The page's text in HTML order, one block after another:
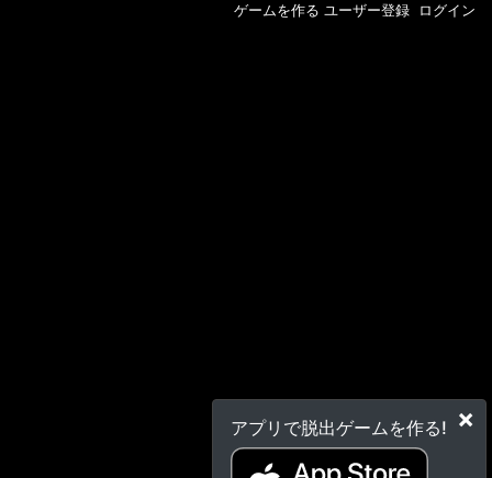
×
アプリで脱出ゲームを作る!
ゲームを作る ユーザー登録 ログイン